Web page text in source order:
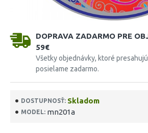
DOPRAVA ZADARMO PRE
59€
Všetky objednávky, ktoré
posielame zadarmo.
DOSTUPNOSŤ: Skladom
MODEL: mn201a